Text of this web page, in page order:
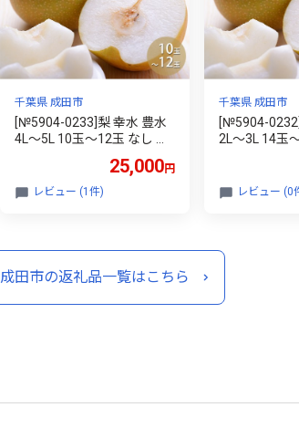
千葉県 成田市
[№5904-0233]梨 幸水 豊水
4L～5L 10玉～12玉 なし ナ
ーツ 旬のフルーツ 旬の果物
デザート 千葉 千葉県 成田
25,000円
レビュー (1件)
千葉県 成田市
[№5904-
2L～3L 14玉
デザート 千
レビュー (0
成田市の返礼品一覧はこちら